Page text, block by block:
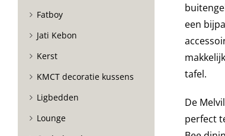
een
tafel.
De
perfect
Fatboy
Jati Kebon
Kerst
KMCT decoratie kussens
Ligbedden
Lounge